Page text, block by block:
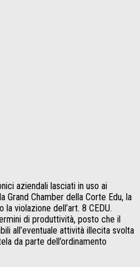
aziendali lasciati in uso ai
Chamber della Corte Edu, la
violazione dell’art. 8 CEDU.
di produttività, posto che il
all’eventuale attività illecita svolta
da parte dell’ordinamento